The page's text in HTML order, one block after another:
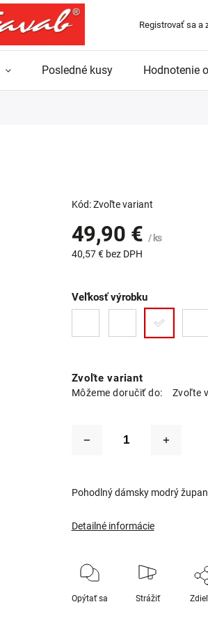
Registrovať sa a
Posledné kusy Hodnotenie
Kód: Zvoľte variant
49,90 € / ks
40,57 € bez DPH
Zvoľte variant
Môžeme doručiť do: Zvoľte
Veľkosť výrobku
Pohodlný dámsky modrý
Detailné informácie
Opýtať sa Strážiť